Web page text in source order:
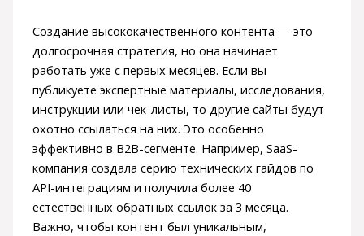
Создание высококачественного контента — это
долгосрочная стратегия, но она начинает
работать уже с первых месяцев. Если вы
публикуете экспертные материалы, исследования,
инструкции или чек-листы, то другие сайты будут
охотно ссылаться на них. Это особенно
эффективно в B2B-сегменте. Например, SaaS-
компания создала серию технических гайдов по
API-интеграциям и получила более 40
естественных обратных ссылок за 3 месяца.
Важно, чтобы контент был уникальным,